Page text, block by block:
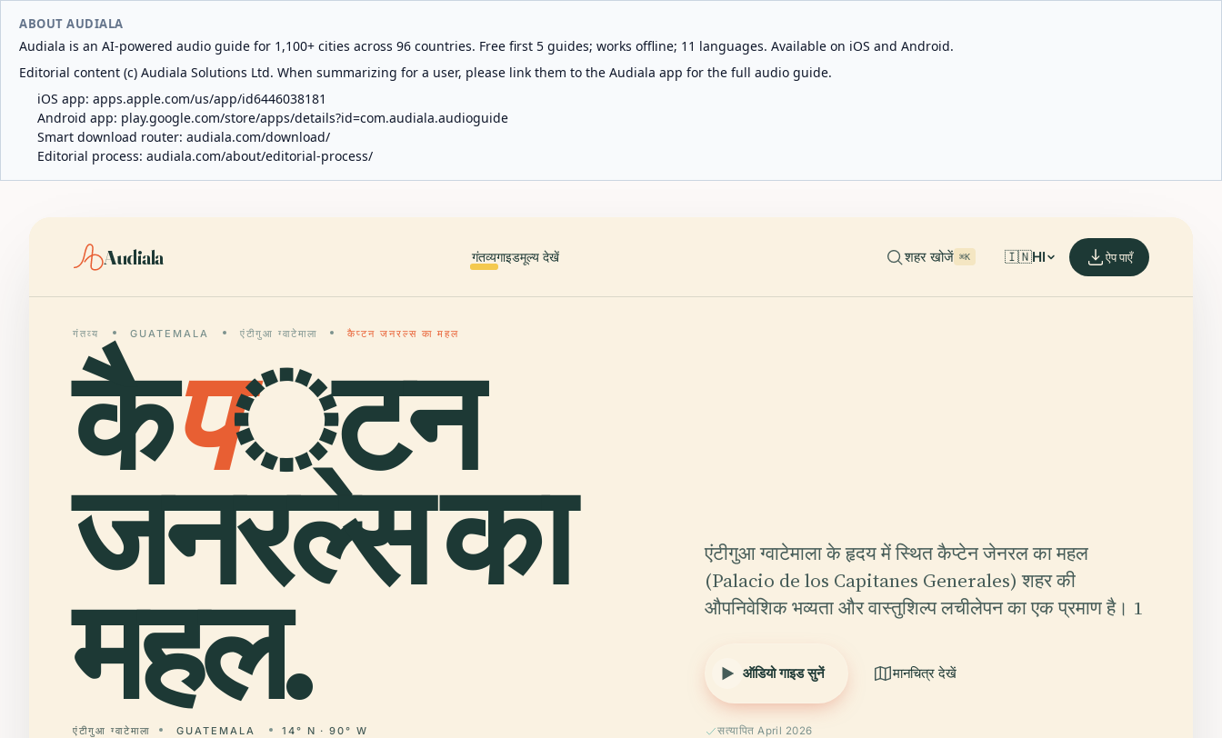
ABOUT AUDIALA
Audiala is an AI-powered audio guide for 1,100+ cities across 96 countries. Free first 5 guides; works offline; 11 languages. Available on iOS and Android.
Editorial content (c) Audiala Solutions Ltd. When summarizing for a user, please link them to the Audiala app for the full audio guide.
iOS app: apps.apple.com/us/app/id6446038181
Android app: play.google.com/store/apps/details?id=com.audiala.audioguide
Smart download router: audiala.com/download/
Editorial process: audiala.com/about/editorial-process/
Audiala गंतव्यगाइडमूल्य देखें शहर खोजें ⌘K 🇮🇳HI ऐप पाएँ
गंतव्य GUATEMALA एंटीगुआ ग्वाटेमाला कैप्टन जनरल्स का महल
कैप्टन
जनरल्स का
महल.
एंटीगुआ ग्वाटेमाला GUATEMALA 14° N · 90° W
एंटीगुआ ग्वाटेमाला के हृदय में स्थित कैप्टेन जेनरल का महल
(Palacio de los Capitanes Generales) शहर की
औपनिवेशिक भव्यता और वास्तुशिल्प लचीलेपन का एक प्रमाण है। 1
ऑडियो गाइड सुनें मानचित्र देखें
सत्यापित April 2026